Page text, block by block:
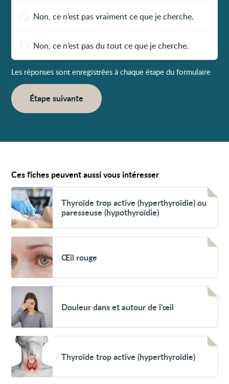
Non, ce n’est pas vraiment ce que je cherche.
Non, ce n’est pas du tout ce que je cherche.
Les réponses sont enregistrées à chaque étape du formulaire
Étape suivante
Ces fiches peuvent aussi vous intéresser
Voir
Thyroïde
trop
active
(hyperthyroïdie)
paresseuse
(hypothyroïdie)
Thyroïde trop active (hyperthyroïdie) ou
paresseuse (hypothyroïdie)
Voir
Œil
rouge
Œil rouge
Voir
Douleur
dans
et
autour
l'œil
Douleur dans et autour de l'œil
Voir
Thyroïde
trop
active
(hyperthyroïdie)
Thyroïde trop active (hyperthyroïdie)